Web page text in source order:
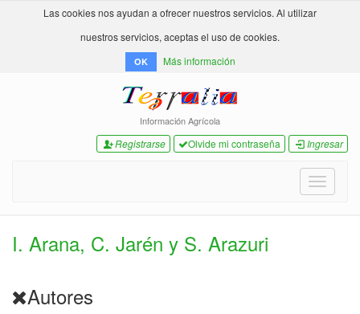
Las cookies nos ayudan a ofrecer nuestros servicios. Al utilizar
nuestros servicios, aceptas el uso de cookies.
OK Más información
Información Agrícola
Registrarse Olvide mi contraseña Ingresar
Toggle
I. Arana, C. Jarén y S. Arazuri
Autores